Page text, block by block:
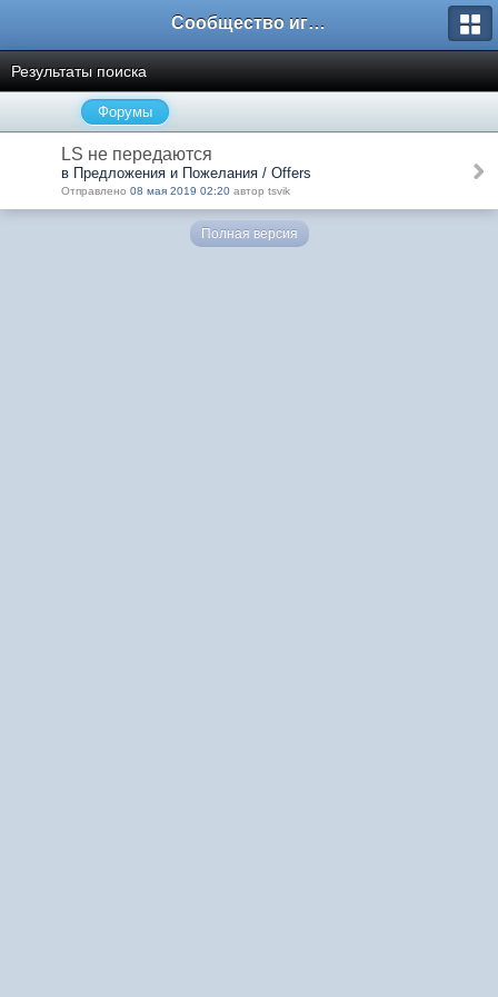
Сообщество игроков L2BesT.Org
Результаты поиска
Форумы
LS не передаются
в Предложения и Пожелания / Offers
Отправлено 08 мая 2019 02:20 автор tsvik
Полная версия